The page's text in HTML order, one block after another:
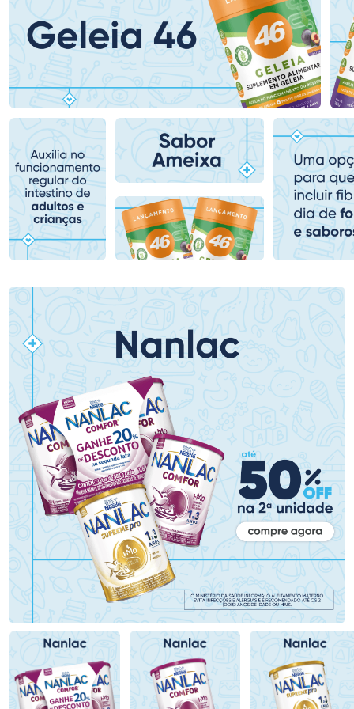
Ativar Desconto
Comprar sem Desconto
Por R$ 186,99/cada
Comprar sem Desconto
Por R$ 186,99/cada
Ativar Desconto
Comprar sem Desconto
Por R$ 71,99/cada
Comprar sem Desconto
Por R$ 71,99/cada